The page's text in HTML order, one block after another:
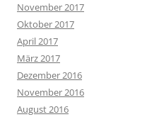
November 2017
Oktober 2017
April 2017
März 2017
Dezember 2016
November 2016
August 2016